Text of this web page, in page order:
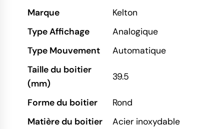
Marque
Kelton
Type Affichage
Analogique
Type Mouvement
Automatique
Taille du boitier
(mm)
39.5
Forme du boitier
Rond
Matière du boitier
Acier inoxydable